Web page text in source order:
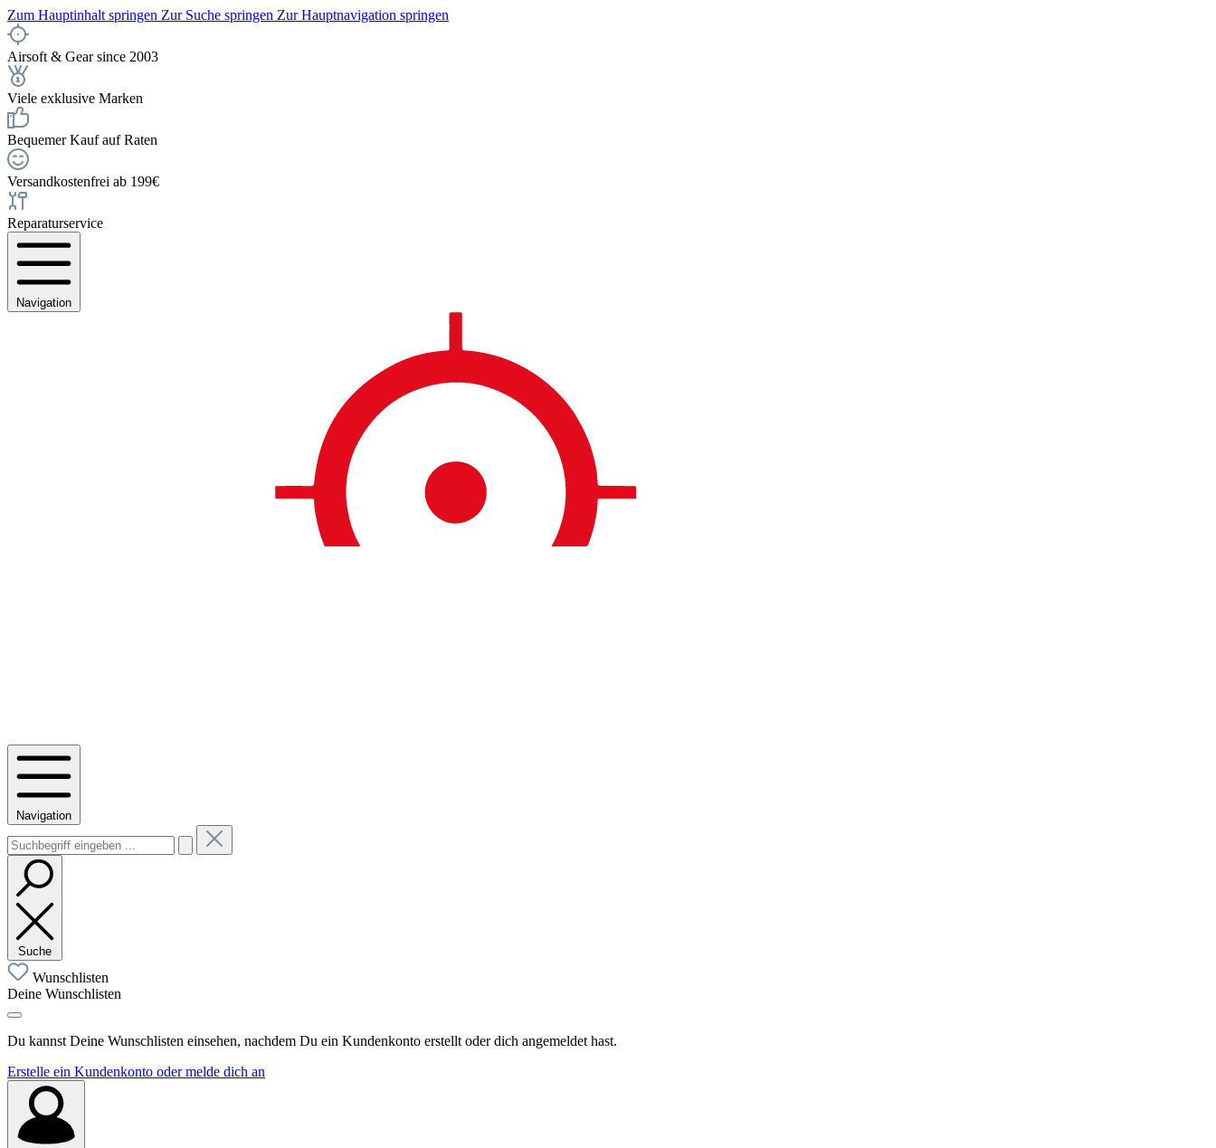
Zum Hauptinhalt springen Zur Suche springen Zur Hauptnavigation springen
Airsoft & Gear since 2003
Viele exklusive Marken
Bequemer Kauf auf Raten
Versandkostenfrei ab 199€
Reparaturservice
Navigation
Navigation
Suche
Wunschlisten
Deine Wunschlisten
Du kannst Deine Wunschlisten einsehen, nachdem Du ein Kundenkonto erstellt oder dich angemeldet hast.
Erstelle ein Kundenkonto oder melde dich an